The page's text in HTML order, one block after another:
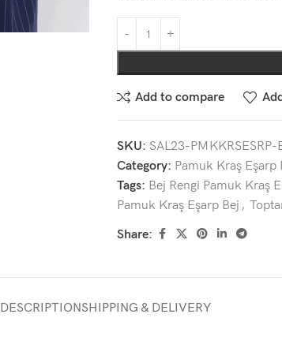
Add to compare
SKU: SAL23-PMKKRSESRP-
Category: Pamuk Kraş Eşarp
Tags: Bej Rengi Pamuk Kraş
Pamuk Kraş Eşarp Bej ,
Share:
DESCRIPTIONSHIPPING & DELIVERY